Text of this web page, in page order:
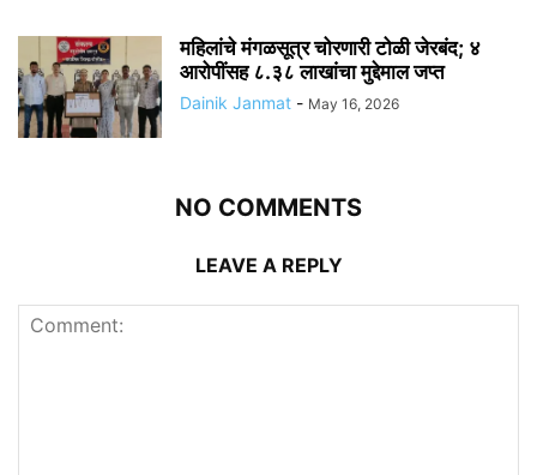
महिलांचे मंगळसूत्र चोरणारी टोळी जेरबंद; ४
आरोपींसह ८.३८ लाखांचा मुद्देमाल जप्त
Dainik Janmat - May 16, 2026
NO COMMENTS
LEAVE A REPLY